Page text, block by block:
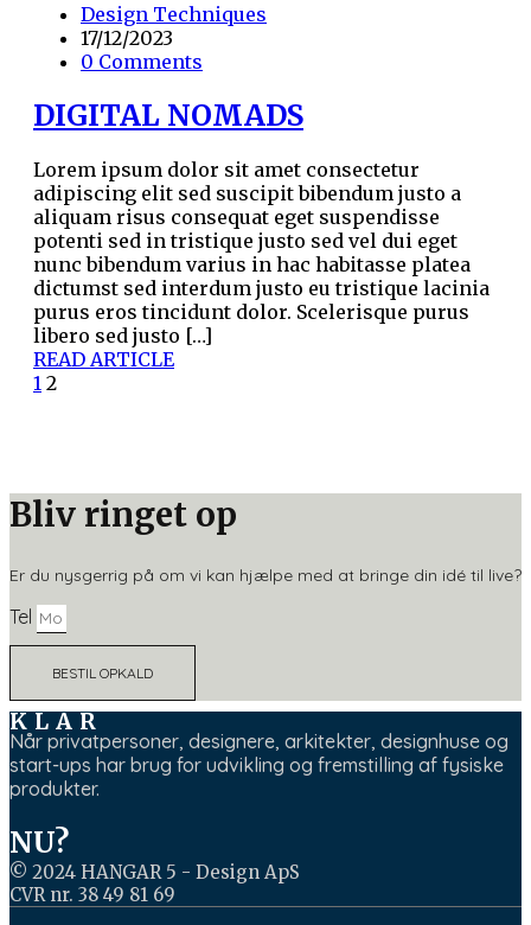
Design Techniques
17/12/2023
0 Comments
DIGITAL NOMADS
Lorem ipsum dolor sit amet consectetur
adipiscing elit sed suscipit bibendum justo a
aliquam risus consequat eget suspendisse
potenti sed in tristique justo sed vel dui eget
nunc bibendum varius in hac habitasse platea
dictumst sed interdum justo eu tristique lacinia
purus eros tincidunt dolor. Scelerisque purus
libero sed justo […]
READ ARTICLE
1 2
Bliv ringet op
Er du nysgerrig på om vi kan hjælpe med at bringe din idé til live?
Tel
BESTIL OPKALD
KLAR
Når privatpersoner, designere, arkitekter, designhuse og
start-ups har brug for udvikling og fremstilling af fysiske
produkter.
NU?
© 2024 HANGAR 5 - Design ApS
CVR nr. 38 49 81 69